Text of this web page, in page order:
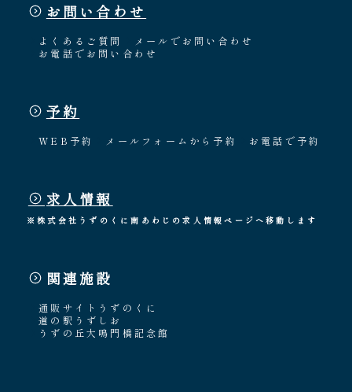
お問い合わせ
よくあるご質問
メールでお問い合わせ
お電話でお問い合わせ
予約
WEB予約 メールフォームから予約 お電話で予約
求人情報
※株式会社うずのくに南あわじの求人情報ページへ移動します
関連施設
通販サイトうずのくに
道の駅うずしお
うずの丘大鳴門橋記念館